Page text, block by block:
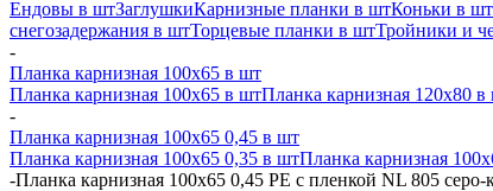
Ендовы в штЗаглушкиКарнизные планки в штКоньки в шт
снегозадержания в штТорцевые планки в штТройники и
-
Планка карнизная 100х65 в шт
Планка карнизная 100х65 в штПланка карнизная 120х80
-
Планка карнизная 100х65 0,45 в шт
Планка карнизная 100х65 0,35 в штПланка карнизная
-Планка карнизная 100х65 0,45 PE с пленкой NL 805